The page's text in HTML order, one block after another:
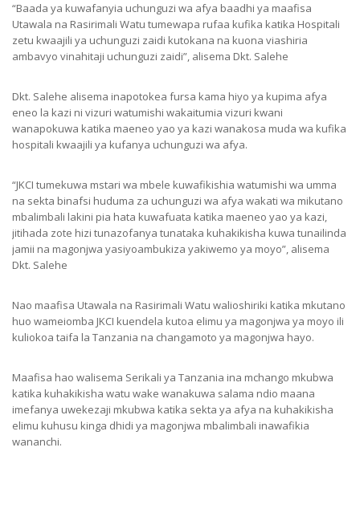
“Baada ya kuwafanyia uchunguzi wa afya baadhi ya maafisa
Utawala na Rasirimali Watu tumewapa rufaa kufika katika Hospitali
zetu kwaajili ya uchunguzi zaidi kutokana na kuona viashiria
ambavyo vinahitaji uchunguzi zaidi”, alisema Dkt. Salehe
Dkt. Salehe alisema inapotokea fursa kama hiyo ya kupima afya
eneo la kazi ni vizuri watumishi wakaitumia vizuri kwani
wanapokuwa katika maeneo yao ya kazi wanakosa muda wa kufika
hospitali kwaajili ya kufanya uchunguzi wa afya.
“JKCI tumekuwa mstari wa mbele kuwafikishia watumishi wa umma
na sekta binafsi huduma za uchunguzi wa afya wakati wa mikutano
mbalimbali lakini pia hata kuwafuata katika maeneo yao ya kazi,
jitihada zote hizi tunazofanya tunataka kuhakikisha kuwa tunailinda
jamii na magonjwa yasiyoambukiza yakiwemo ya moyo”, alisema
Dkt. Salehe
Nao maafisa Utawala na Rasirimali Watu walioshiriki katika mkutano
huo wameiomba JKCI kuendela kutoa elimu ya magonjwa ya moyo ili
kuliokoa taifa la Tanzania na changamoto ya magonjwa hayo.
Maafisa hao walisema Serikali ya Tanzania ina mchango mkubwa
katika kuhakikisha watu wake wanakuwa salama ndio maana
imefanya uwekezaji mkubwa katika sekta ya afya na kuhakikisha
elimu kuhusu kinga dhidi ya magonjwa mbalimbali inawafikia
wananchi.